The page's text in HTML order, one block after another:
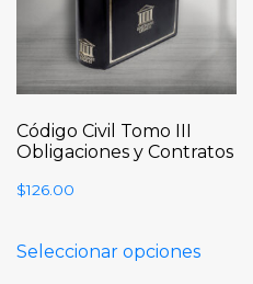
Código Civil Tomo III
Obligaciones y Contratos
$126.00
Seleccionar opciones